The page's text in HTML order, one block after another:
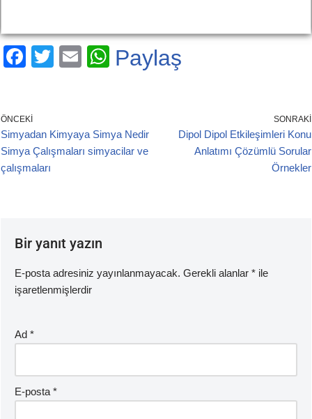
F
e
b
o
T
E
W
A
Paylaş
ÖNCEKI
Simyadan Kimyaya Simya Nedir
Simya Çalışmaları simyacilar ve
çalışmaları
SONRAKI
Dipol Dipol Etkileşimleri Konu
Anlatımı Çözümlü Sorular
Örnekler
Bir yanıt yazın
E-posta adresiniz yayınlanmayacak. Gerekli alanlar * ile
işaretlenmişlerdir
Ad *
E-posta *